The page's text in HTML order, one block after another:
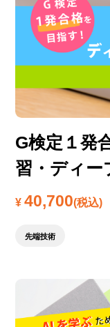
G検定１発
習・ディー
¥40,700(税込)
先端技術